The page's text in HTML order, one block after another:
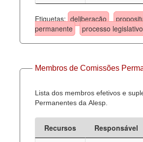
Etiquetas: deliberação
permanente
processo legislativo
Membros de Comissões
Lista dos membros efetivos e
Permanentes da Alesp.
Recursos Responsável